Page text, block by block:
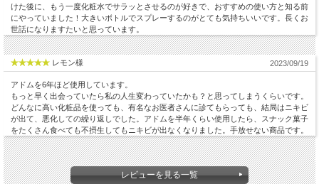
けた後に、もう一度化粧水でサラッとさせるのが好きで、おすすめの使い方と知る前
にやっていました！大きいボトルでスプレーするのがとても気持ちいいです。長くお
世話になりますたいと思っています。
レモン様 2023/09/19
アドムを6年ほど使用しています。
もっと早く出会っていたら私の人生変わっていたかも？と思ってしまうくらいです。
どんなに高い化粧品を使っても、有名なお医者さんに診てもらっても、結局はニキビ
が出て、悪化しての繰り返しでした。アドムを半年くらい使用したら、スナック菓子
をたくさん食べても不摂生してもニキビが出なくなりました。手放せない商品です。
レビューを見る一覧